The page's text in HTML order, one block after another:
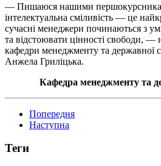
— Пишаюся нашими
інтелектуальна сміливість — це
сучасні менеджери починаються з
та відстоювати цінності свободи, —
кафедри менеджменту та державної
Анжела Гриліцька.
Кафедра менеджменту та
Попередня
Наступна
Теги